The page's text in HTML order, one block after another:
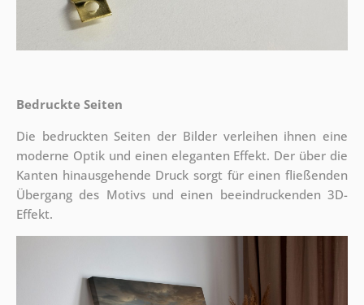
Bedruckte Seiten
Die bedruckten Seiten der Bilder verleihen ihnen eine
moderne Optik und einen eleganten Effekt. Der über die
Kanten hinausgehende Druck sorgt für einen fließenden
Übergang des Motivs und einen beeindruckenden 3D-
Effekt.